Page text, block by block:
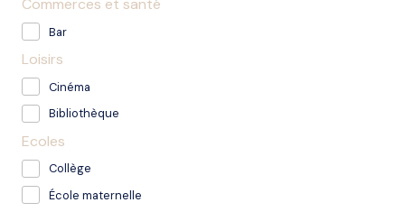
Commerces et santé
Bar
Loisirs
Cinéma
Bibliothèque
Ecoles
Collège
École maternelle